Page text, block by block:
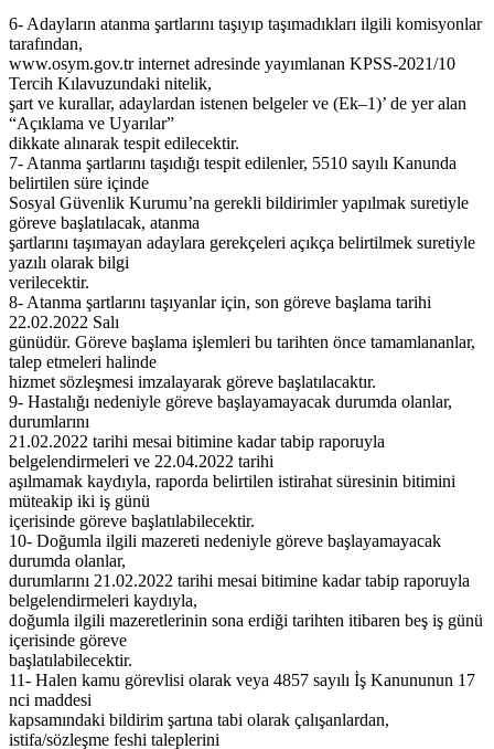
6- Adayların atanma şartlarını taşıyıp taşımadıkları ilgili komisyonlar
tarafından,
www.osym.gov.tr internet adresinde yayımlanan KPSS-2021/10
Tercih Kılavuzundaki nitelik,
şart ve kurallar, adaylardan istenen belgeler ve (Ek–1)’ de yer alan
“Açıklama ve Uyarılar”
dikkate alınarak tespit edilecektir.
7- Atanma şartlarını taşıdığı tespit edilenler, 5510 sayılı Kanunda
belirtilen süre içinde
Sosyal Güvenlik Kurumu’na gerekli bildirimler yapılmak suretiyle
göreve başlatılacak, atanma
şartlarını taşımayan adaylara gerekçeleri açıkça belirtilmek suretiyle
yazılı olarak bilgi
verilecektir.
8- Atanma şartlarını taşıyanlar için, son göreve başlama tarihi
22.02.2022 Salı
günüdür. Göreve başlama işlemleri bu tarihten önce tamamlananlar,
talep etmeleri halinde
hizmet sözleşmesi imzalayarak göreve başlatılacaktır.
9- Hastalığı nedeniyle göreve başlayamayacak durumda olanlar,
durumlarını
21.02.2022 tarihi mesai bitimine kadar tabip raporuyla
belgelendirmeleri ve 22.04.2022 tarihi
aşılmamak kaydıyla, raporda belirtilen istirahat süresinin bitimini
müteakip iki iş günü
içerisinde göreve başlatılabilecektir.
10- Doğumla ilgili mazereti nedeniyle göreve başlayamayacak
durumda olanlar,
durumlarını 21.02.2022 tarihi mesai bitimine kadar tabip raporuyla
belgelendirmeleri kaydıyla,
doğumla ilgili mazeretlerinin sona erdiği tarihten itibaren beş iş günü
içerisinde göreve
başlatılabilecektir.
11- Halen kamu görevlisi olarak veya 4857 sayılı İş Kanununun 17
nci maddesi
kapsamındaki bildirim şartına tabi olarak çalışanlardan,
istifa/sözleşme feshi taleplerini